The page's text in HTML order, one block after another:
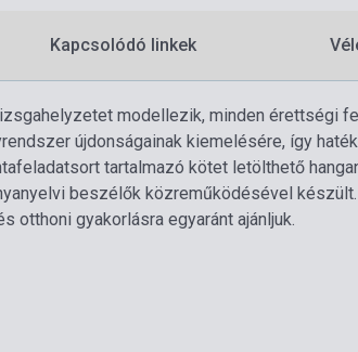
Kapcsolódó linkek
modellezik, minden érettségi
újdonságainak kiemelésére, így
tartalmazó kötet letölthető
beszélők közreműködésével
otthoni gyakorlásra egyaránt ajánljuk.